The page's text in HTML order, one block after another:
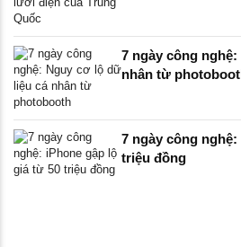
7 ngày công
nhân từ
7 ngày công
triệu đồng